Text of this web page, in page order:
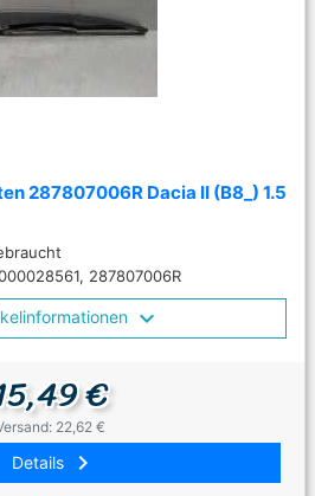
287807006R Dacia II (B8_) 1.5
287807006R
€
22,62 €
Details keyboard_arrow_right